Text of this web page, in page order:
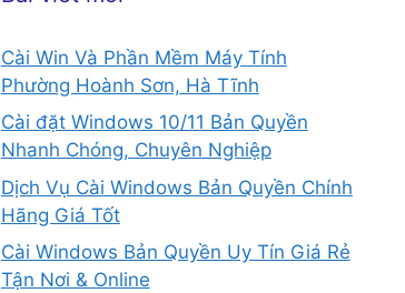
Cài Win Và Phần Mềm Máy Tính
Phường Hoành Sơn, Hà Tĩnh
Cài đặt Windows 10/11 Bản Quyền
Nhanh Chóng, Chuyên Nghiệp
Dịch Vụ Cài Windows Bản Quyền Chính
Hãng Giá Tốt
Cài Windows Bản Quyền Uy Tín Giá Rẻ
Tận Nơi & Online